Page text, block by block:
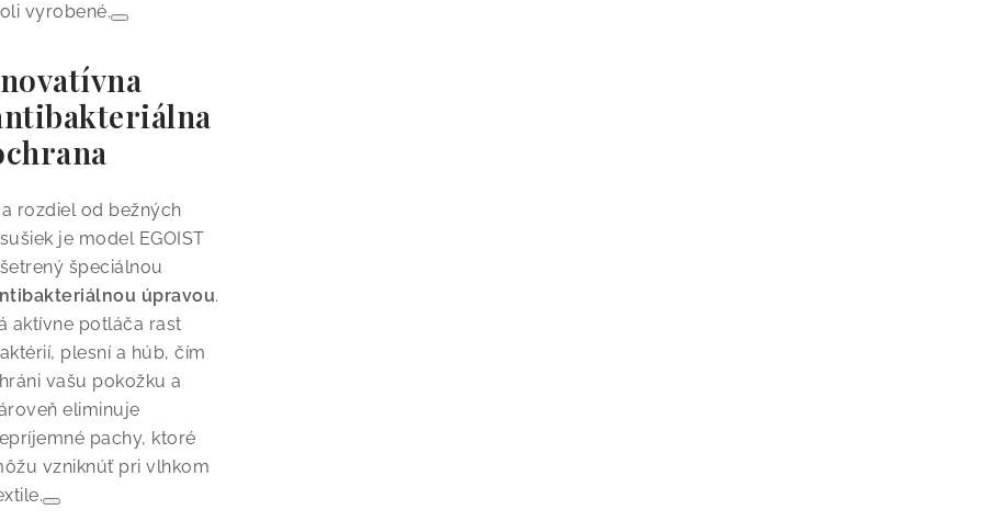
vyrobené.
rozdiel od bežných
je model EGOIST
špeciálnou
úpravou.
aktívne potláča rast
plesní a húb, čím
vašu pokožku a
eliminuje
pachy, ktoré
vzniknúť pri vlhkom